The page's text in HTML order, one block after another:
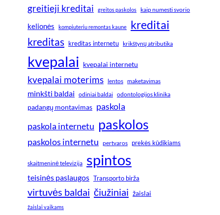
greitieji kreditai greitos paskolos kaip numesti svorio
kelionės kompiuteriu remontas kaune kreditai
kreditas kreditas internetu krikštynų atributika
kvepalai kvepalai internetu
kvepalai moterims lentos maketavimas
minkšti baldai odiniai baldai odontologijos klinika
padangų montavimas paskola
paskola internetu paskolos
paskolos internetu pertvaros prekės kūdikiams
skaitmeninė televizija spintos
teisinės paslaugos Transporto birža
virtuvės baldai čiužiniai žaislai
žaislai vaikams